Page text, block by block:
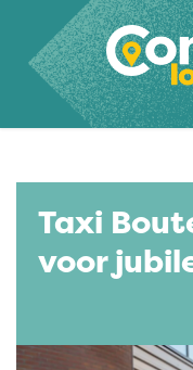
Overslaan naar inhoud
Taxi
voor